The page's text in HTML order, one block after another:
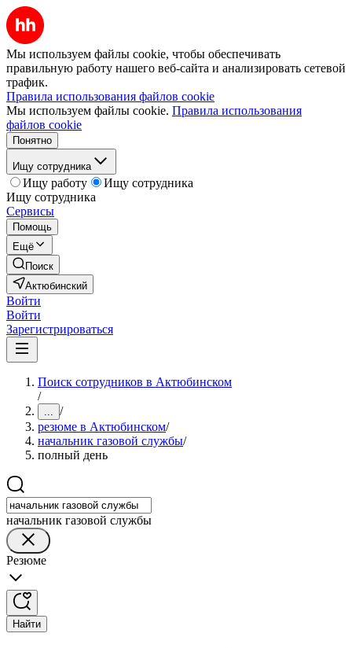
Мы используем файлы cookie, чтобы обеспечивать
правильную работу нашего веб-сайта и анализировать сетевой
трафик.
Правила использования файлов cookie
Мы используем файлы cookie. Правила использования
файлов cookie
Понятно
Ищу сотрудника
Ищу работу
Ищу сотрудника
Ищу сотрудника
Сервисы
Помощь
Ещё
Поиск
Актюбинский
Войти
Войти
Зарегистрироваться
Поиск сотрудников в Актюбинском
/
... /
резюме в Актюбинском/
начальник газовой службы/
полный день
начальник газовой службы
Резюме
Найти